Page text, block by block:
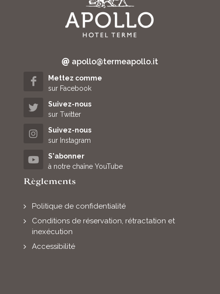
apollo@termeapollo.it
Mettez comme
sur Facebook
Suivez-nous
sur Twitter
Suivez-nous
sur Instagram
S'abonner
à notre chaîne YouTube
Règlements
Politique de confidentialité
Conditions de réservation, rétractation et
inexécution
Accessibilité